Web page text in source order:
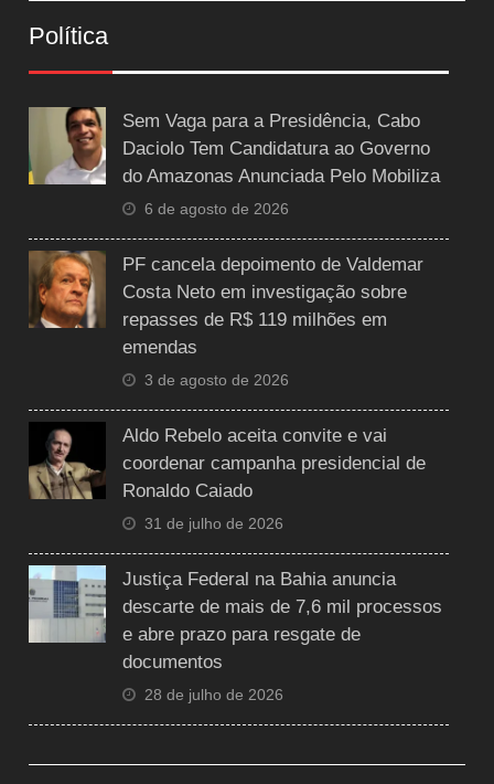
Política
Sem Vaga para a Presidência, Cabo
Daciolo Tem Candidatura ao Governo
do Amazonas Anunciada Pelo Mobiliza
6 de agosto de 2026
PF cancela depoimento de Valdemar
Costa Neto em investigação sobre
repasses de R$ 119 milhões em
emendas
3 de agosto de 2026
Aldo Rebelo aceita convite e vai
coordenar campanha presidencial de
Ronaldo Caiado
31 de julho de 2026
Justiça Federal na Bahia anuncia
descarte de mais de 7,6 mil processos
e abre prazo para resgate de
documentos
28 de julho de 2026